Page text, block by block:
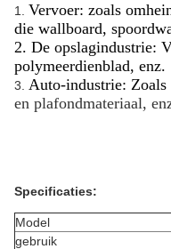
1. Vervoer: zoals
die wallboard,
2. De opslagindustrie:
polymeerdienblad, enz.
3. Auto-industrie: Zoals
en plafondmateriaal,
Specificaties:
Model
gebruik